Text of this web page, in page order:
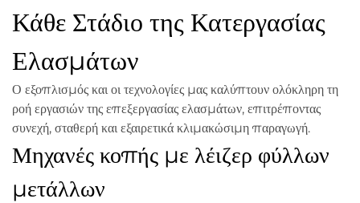
Κάθε Στάδιο της Κατεργασίας
Ελασμάτων
Ο εξοπλισμός και οι τεχνολογίες μας καλύπτουν ολόκληρη τη
ροή εργασιών της επεξεργασίας ελασμάτων, επιτρέποντας
συνεχή, σταθερή και εξαιρετικά κλιμακώσιμη παραγωγή.
Μηχανές κοπής με λέιζερ φύλλων
μετάλλων